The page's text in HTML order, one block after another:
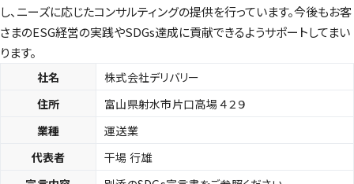
し、ニーズに応じたコンサルティングの提供を行っています。今後もお客
さまのESG経営の実践やSDGs達成に貢献できるようサポートしてまい
ります。
社名
株式会社デリバリー
住所
富山県射水市片口高場 ４２９
業種
運送業
代表者
干場 行雄